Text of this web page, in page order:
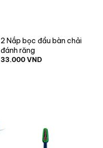
2 Nắp bọc đầu bàn chải
đánh răng
33.000VND